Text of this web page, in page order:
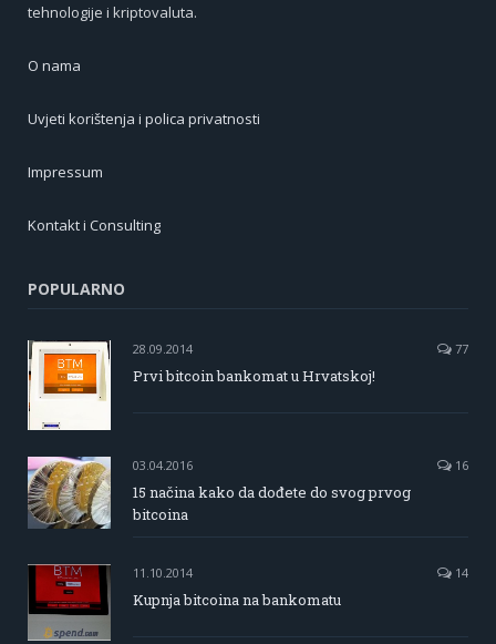
tehnologije i kriptovaluta.
O nama
Uvjeti korištenja i polica privatnosti
Impressum
Kontakt i Consulting
POPULARNO
28.09.2014 77
Prvi bitcoin bankomat u Hrvatskoj!
03.04.2016 16
15 načina kako da dođete do svog prvog
bitcoina
11.10.2014 14
Kupnja bitcoina na bankomatu